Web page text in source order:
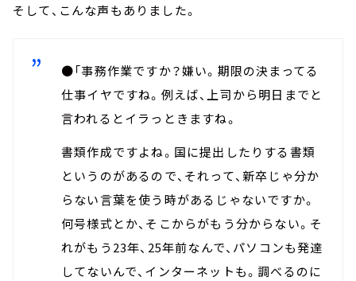
そして、こんな声もありました。
●「事務作業ですか？嫌い。期限の決まってる
仕事イヤですね。例えば、上司から明日までと
言われるとイラっときますね。
書類作成ですよね。国に提出したりする書類
というのがあるので、それって、新卒じゃ分か
らない言葉を使う時があるじゃないですか。
何号様式とか、そこからがもう分からない。そ
れがもう23年、25年前なんで、パソコンも発達
してないんで、インターネットも。調べるのに